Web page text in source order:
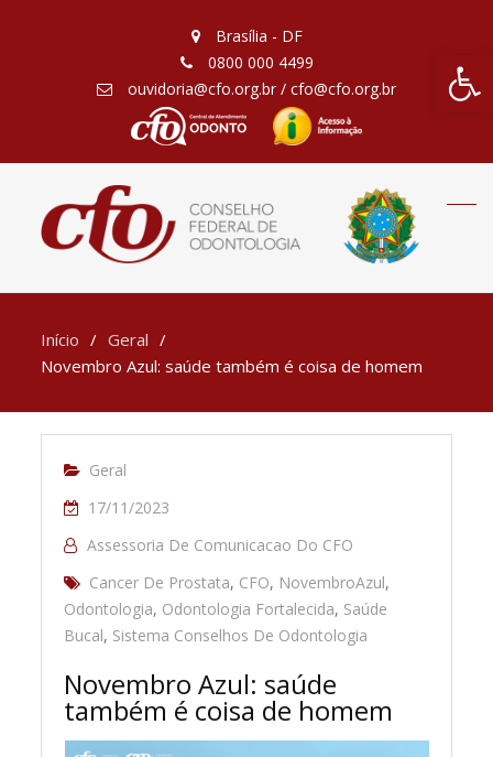
Barra
Brasília - DF
0800 000 4499
ouvidoria@cfo.org.br / cfo@cfo.org.br
Início
Geral
Novembro Azul: saúde também é coisa de homem
Geral
17/11/2023
Assessoria De Comunicacao Do CFO
Cancer De Prostata, CFO, NovembroAzul,
Odontologia, Odontologia Fortalecida, Saúde
Bucal, Sistema Conselhos De Odontologia
Novembro Azul: saúde
também é coisa de homem